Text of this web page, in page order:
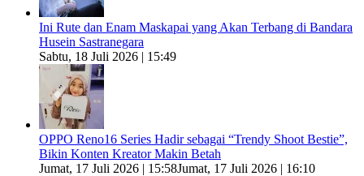
Ini Rute dan Enam Maskapai yang Akan Terbang di Bandara
Husein Sastranegara
Sabtu, 18 Juli 2026 | 15:49
OPPO Reno16 Series Hadir sebagai “Trendy Shoot Bestie”,
Bikin Konten Kreator Makin Betah
Jumat, 17 Juli 2026 | 15:58Jumat, 17 Juli 2026 | 16:10